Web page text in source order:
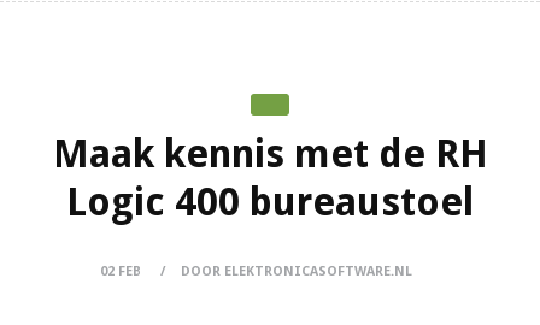
Maak kennis met de RH
Logic 400 bureaustoel
02 FEB DOOR ELEKTRONICASOFTWARE.NL